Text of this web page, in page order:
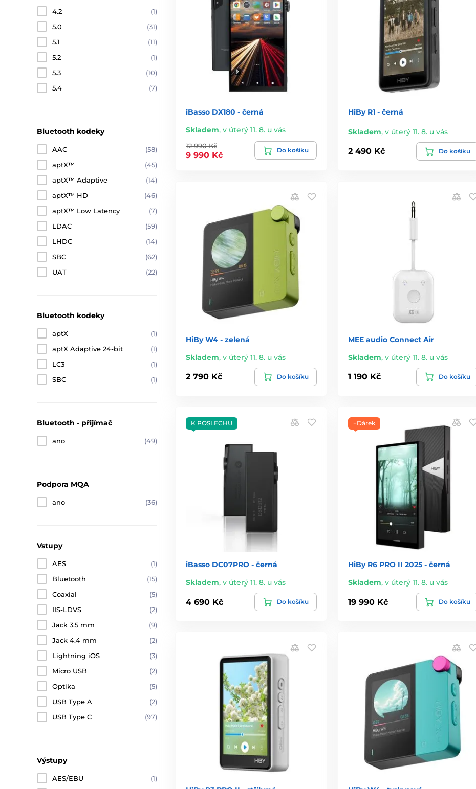
4.2
(1)
5.0
(31)
5.1
(11)
5.2
(1)
5.3
(10)
5.4
(7)
Bluetooth kodeky
AAC
(58)
aptX™
(45)
aptX™ Adaptive
(14)
aptX™ HD
(46)
aptX™ Low Latency
(7)
LDAC
(59)
LHDC
(14)
SBC
(62)
UAT
(22)
Bluetooth kodeky
aptX
(1)
aptX Adaptive 24-bit
(1)
LC3
(1)
SBC
(1)
Bluetooth - přijímač
ano (49)
Podpora MQA
ano (36)
Vstupy
AES
(1)
Bluetooth
(15)
Coaxial
(5)
IIS-LDVS
(2)
Jack 3.5 mm
(9)
Jack 4.4 mm
(2)
Lightning iOS
(3)
Micro USB
(2)
Optika
(5)
USB Type A
(2)
USB Type C
(97)
Výstupy
AES/EBU (1)
iBasso DX180 - černá
Skladem, v úterý 11. 8. u vás
12 990 Kč
9 990 Kč
Do košíku
HiBy R1 - černá
Skladem, v úterý 11. 8. u vás
2 490 Kč Do košíku
HiBy W4 - zelená
Skladem, v úterý 11. 8. u vás
2 790 Kč Do košíku
MEE audio Connect Air
Skladem, v úterý 11. 8. u vás
1 190 Kč Do košíku
K POSLECHU
iBasso DC07PRO - černá
Skladem, v úterý 11. 8. u vás
4 690 Kč Do košíku
+Dárek
HiBy R6 PRO II 2025 - černá
Skladem, v úterý 11. 8. u vás
19 990 Kč Do košíku